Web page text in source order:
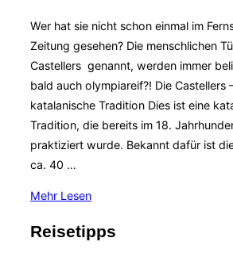
Wer hat sie nicht schon einmal im
Zeitung gesehen? Die menschlichen
Castellers genannt, werden immer
bald auch olympiareif?! Die Castellers
katalanische Tradition Dies ist eine
Tradition, die bereits im 18.
praktiziert wurde. Bekannt dafür ist
ca. 40 …
Mehr über
–
Lesen
Reisetipps